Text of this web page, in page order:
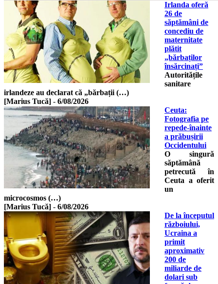
Irlanda oferă
26 de
săptămâni de
concediu de
maternitate
plătit
„bărbaților
însărcinați”
Autoritățile
sanitare
irlandeze au declarat că „bărbații (…)
[Marius Tucă] - 6/08/2026
Ceuta:
Fotografia pe
repede-înainte
a prăbușirii
Occidentului
O singură
săptămână
petrecută în
Ceuta a oferit
un
microcosmos (…)
[Marius Tucă] - 6/08/2026
De la începutul
războiului,
Ucraina a
primit
aproximativ
200 de
miliarde de
dolari sub